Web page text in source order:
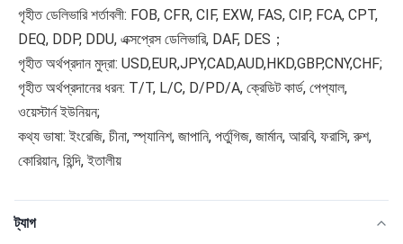
গৃহীত ডেলিভারি শর্তাবলী: FOB, CFR, CIF, EXW, FAS, CIP, FCA, CPT,
DEQ, DDP, DDU, এক্সপ্রেস ডেলিভারি, DAF, DES；
গৃহীত অর্থপ্রদান মুদ্রা: USD,EUR,JPY,CAD,AUD,HKD,GBP,CNY,CHF;
গৃহীত অর্থপ্রদানের ধরন: T/T, L/C, D/PD/A, ক্রেডিট কার্ড, পেপ্যাল,
ওয়েস্টার্ন ইউনিয়ন;
কথ্য ভাষা: ইংরেজি, চীনা, স্প্যানিশ, জাপানি, পর্তুগিজ, জার্মান, আরবি, ফরাসি, রুশ,
কোরিয়ান, হিন্দি, ইতালীয়
ট্যাগ